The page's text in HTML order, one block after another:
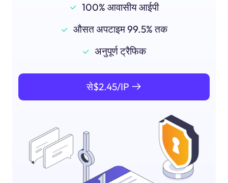
100% आवासीय आईपी
औसत अपटाइम 99.5% तक
अनुपूर्ण ट्रैफिक
से$2.45/IP